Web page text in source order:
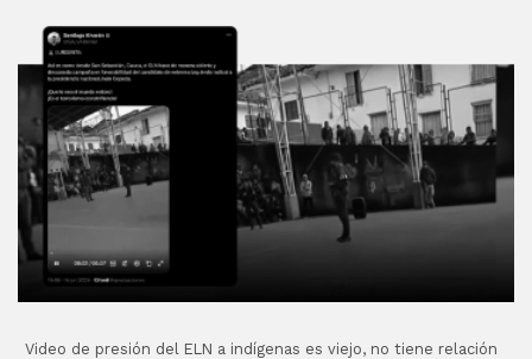
Video de presión del ELN a indígenas es viejo, no tiene relación